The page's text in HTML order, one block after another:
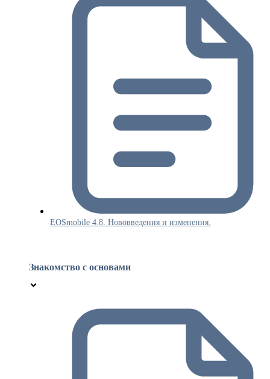
EOSmobile 4.8. Нововведения и изменения.
Знакомство с основами